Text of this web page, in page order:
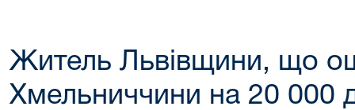
Житель Львівщини, що
Хмельниччини на 20 000